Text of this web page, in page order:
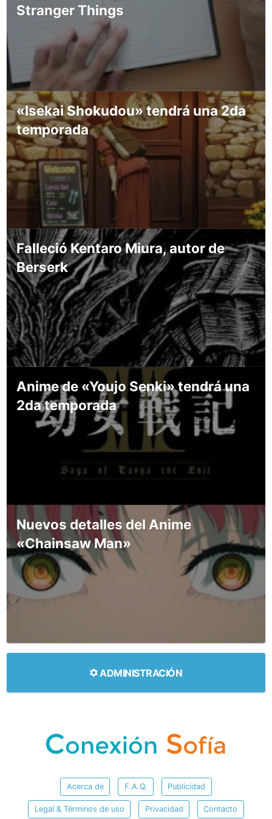
Stranger Things
«Isekai Shokudou» tendrá una 2da
temporada
Falleció Kentaro Miura, autor de
Berserk
Anime de «Youjo Senki» tendrá una
2da temporada
Nuevos detalles del Anime
«Chainsaw Man»
ADMINISTRACIÓN
Acerca de F.A.Q. Publicidad
Legal & Términos de uso Privacidad Contacto